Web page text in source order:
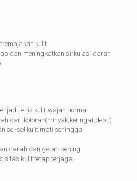
kulit
dan meningkatkan sirkulasi darah
jenis kulit wajah normal
dari kotoran(minyak,keringat,debu)
sel-sel kulit mati sehingga
darah dan getah bening
kulit tetap terjaga.